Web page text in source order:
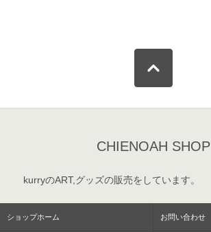
CHIENOAH SHOP
kurryのART,グッズの販売をしています。
ショップホーム お問い合わせ